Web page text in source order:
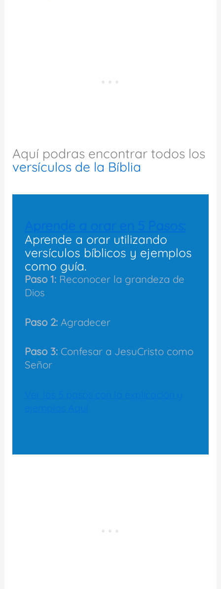
Aquí podras encontrar todos los
versículos de la Bíblia
Aprende a orar utilizando
versículos bíblicos y ejemplos
como guía.
Paso 1:Reconocer la grandeza de
Dios
Paso 2:Agradecer
Paso 3: Confesar a JesuCristo como
Señor